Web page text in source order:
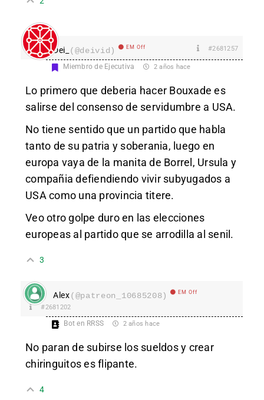
Dei_ (@deivid) EM Off #2681257
Miembro de Ejecutiva 2 años hace
Lo primero que deberia hacer Bouxade es
salirse del consenso de servidumbre a USA.
No tiene sentido que un partido que habla
tanto de su patria y soberania, luego en
europa vaya de la manita de Borrel, Ursula y
compañia defiendiendo vivir subyugados a
USA como una provincia titere.
Veo otro golpe duro en las elecciones
europeas al partido que se arrodilla al senil.
3
Alex(@patreon_10685208) EM Off
#2681202
Bot en RRSS 2 años hace
No paran de subirse los sueldos y crear
chiringuitos es flipante.
4